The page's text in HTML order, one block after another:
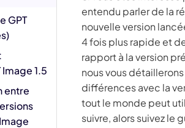
GPT
1.5
entre
entendu parler de la
nouvelle version
4 fois plus rapide et
rapport à la version
nous vous
différences avec la
tout le monde peut
suivre, alors suivez le